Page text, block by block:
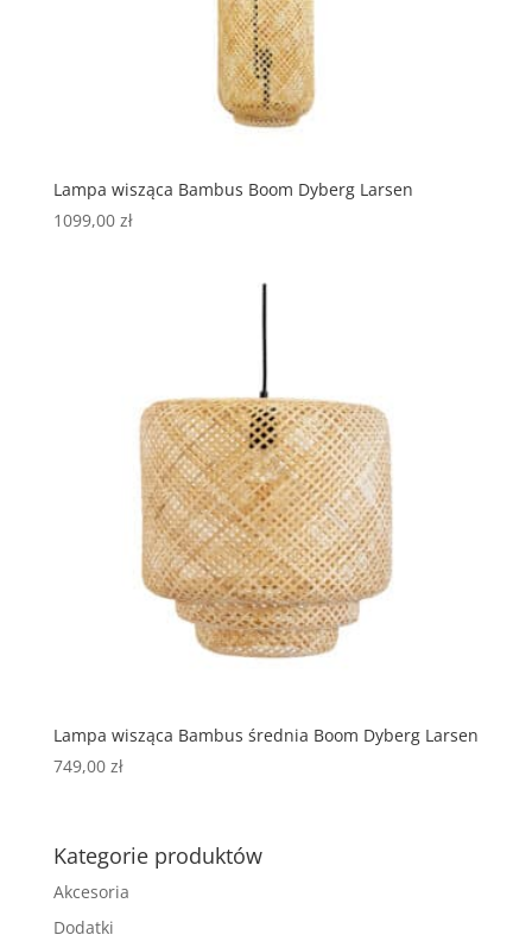
Lampa wisząca Bambus Boom Dyberg Larsen
1099,00 zł
Lampa wisząca Bambus średnia Boom Dyberg Larsen
749,00 zł
Kategorie produktów
Akcesoria
Dodatki